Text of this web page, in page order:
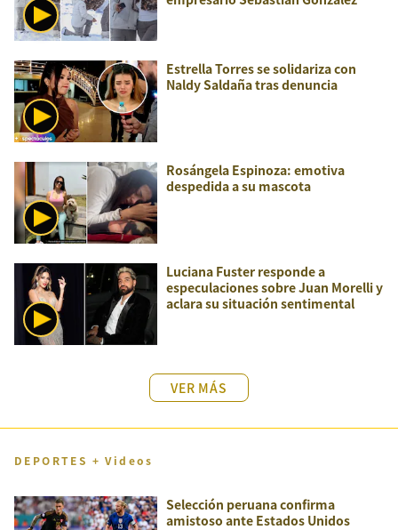
Estrella Torres se solidariza con
Naldy Saldaña tras denuncia
Rosángela Espinoza: emotiva
despedida a su mascota
Luciana Fuster responde a
especulaciones sobre Juan Morelli y
aclara su situación sentimental
VER MÁS
DEPORTES + Videos
Selección peruana confirma
amistoso ante Estados Unidos